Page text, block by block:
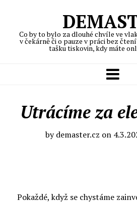
Co by to bylo za dlouhé chvíle ve
v čekárně či o pauze v práci bez
tašku tiskovin, kdy máte
Utrácíme za
bydemaster.cz on
Pokaždé, když se chystáme